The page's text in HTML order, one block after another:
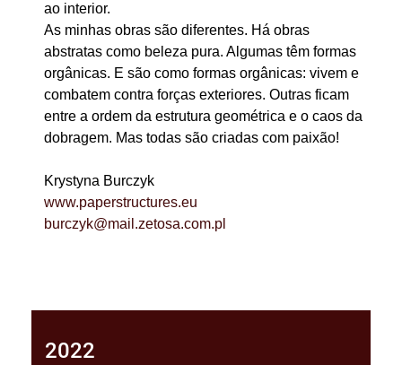
ao interior.
As minhas obras são diferentes. Há obras
abstratas como beleza pura. Algumas têm formas
orgânicas. E são como formas orgânicas: vivem e
combatem contra forças exteriores. Outras ficam
entre a ordem da estrutura geométrica e o caos da
dobragem. Mas todas são criadas com paixão!
Krystyna Burczyk
www.paperstructures.eu
burczyk@mail.zetosa.com.pl
2022